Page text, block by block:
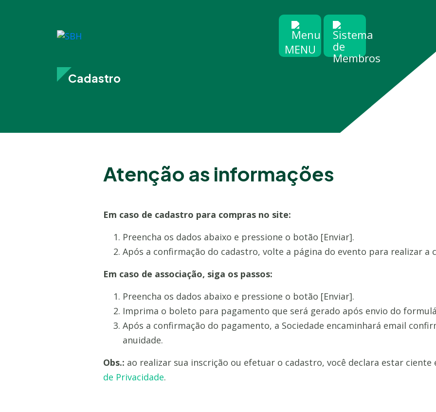
MENU
Cadastro
Atenção as informações
Em caso de cadastro para compras no site:
Preencha os dados abaixo e pressione o botão [Enviar].
Após a confirmação do cadastro, volte a página do evento para realizar a
Em caso de associação, siga os passos:
Preencha os dados abaixo e pressione o botão [Enviar].
Imprima o boleto para pagamento que será gerado após envio do
Após a confirmação do pagamento, a Sociedade encaminhará email
anuidade.
Obs.: ao realizar sua inscrição ou efetuar o cadastro, você declara estar ciente
de Privacidade.